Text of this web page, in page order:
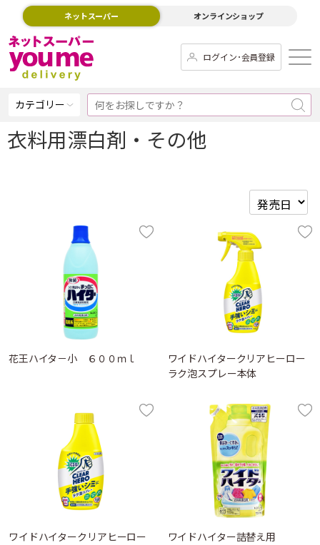
ネットスーパー オンラインショップ
ログイン･会員登録
カテゴリー
衣料用漂白剤・その他
花王ハイタ－小 ６００ｍｌ
ワイドハイタークリアヒーロー
ラク泡スプレー本体
ワイドハイタークリアヒーロー
ワイドハイター詰替え用